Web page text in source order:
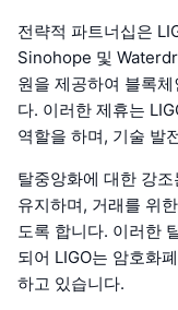
전략적 파트너십은
Sinohope 및
원을 제공하여 블록
다. 이러한 제휴는
역할을 하며, 기술 발
탈중앙화에 대한 강
유지하며, 거래를 위
도록 합니다. 이러한
되어 LIGO는 암호화
하고 있습니다.